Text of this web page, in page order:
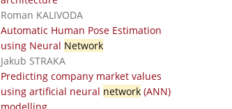
Roman KALIVODA
Automatic Human Pose Estimation
using Neural Network
Jakub STRAKA
Predicting company market values
using artificial neural network(ANN)